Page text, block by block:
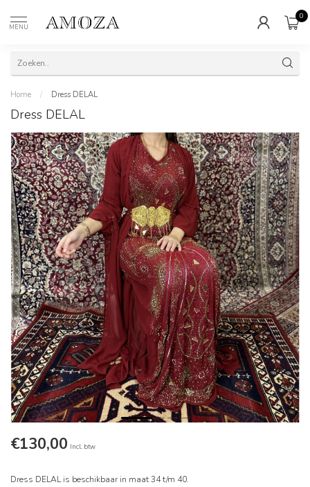
MENU
0
Home / Dress DELAL
Dress DELAL
€130,00 Incl. btw
Dress DELAL is beschikbaar in maat 34 t/m 40.